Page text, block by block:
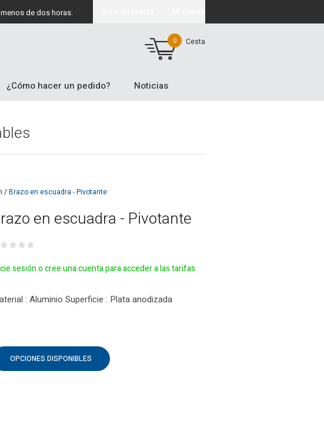
de dos horas.
0 Cesta
¿Cómo hacer un pedido? Noticias
/Brazo en escuadra - Pivotante
en escuadra - Pivotante
sesión o cree una cuenta para acceder a las tarifas
: Aluminio Superficie : Plata anodizada
OPCIONES DISPONIBLES